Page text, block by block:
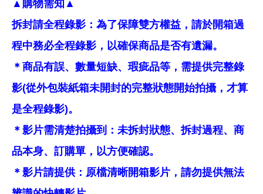
▲購物需知▲
拆封請全程錄影：為了保障雙方權益，請於開箱過
程中務必全程錄影，以確保商品是否有遺漏。
＊商品有誤、數量短缺、瑕疵品等，需提供完整錄
影(從外包裝紙箱未開封的完整狀態開始拍攝，才算
是全程錄影)。
＊影片需清楚拍攝到：未拆封狀態、拆封過程、商
品本身、訂購單，以方便確認。
＊影片請提供：原檔清晰開箱影片，請勿提供無法